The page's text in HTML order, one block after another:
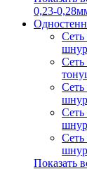
0,23-
Сеть
Сеть
Сеть
Сеть
Сеть
Показать